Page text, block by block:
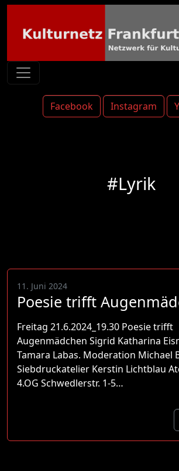
Facebook Instagram
#Lyrik
11. Juni 2024
Poesie trifft
Freitag 21.6.2024_19.30 Poesie trifft
Augenmädchen Sigrid Katharina
Tamara Labas. Moderation Michael
Siebdruckatelier Kerstin Lichtblau
4.OG Schwedlerstr. 1-5…